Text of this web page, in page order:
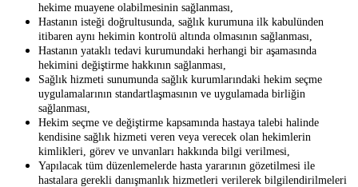
hekime muayene olabilmesinin sağlanması,
Hastanın isteği doğrultusunda, sağlık kurumuna ilk kabulünden
itibaren aynı hekimin kontrolü altında olmasının sağlanması,
Hastanın yataklı tedavi kurumundaki herhangi bir aşamasında
hekimini değiştirme hakkının sağlanması,
Sağlık hizmeti sunumunda sağlık kurumlarındaki hekim seçme
uygulamalarının standartlaşmasının ve uygulamada birliğin
sağlanması,
Hekim seçme ve değiştirme kapsamında hastaya talebi halinde
kendisine sağlık hizmeti veren veya verecek olan hekimlerin
kimlikleri, görev ve unvanları hakkında bilgi verilmesi,
Yapılacak tüm düzenlemelerde hasta yararının gözetilmesi ile
hastalara gerekli danışmanlık hizmetleri verilerek bilgilendirilmeleri